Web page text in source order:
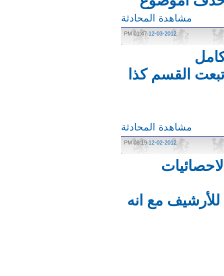
مشاهدة المحادثة
12-03-2012
01:47 PM
القسم كذا
مشاهدة المحادثة
12-02-2012
08:19 PM
مع انه